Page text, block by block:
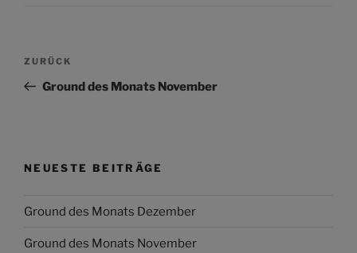
Beitragsnavigation
Vorheriger
Beitrag
ZURÜCK
Ground des Monats November
NEUESTE BEITRÄGE
Ground des Monats Dezember
Ground des Monats November